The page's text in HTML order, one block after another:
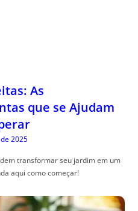
As
que se Ajudam
2025
transformar seu jardim em um
aqui como começar!